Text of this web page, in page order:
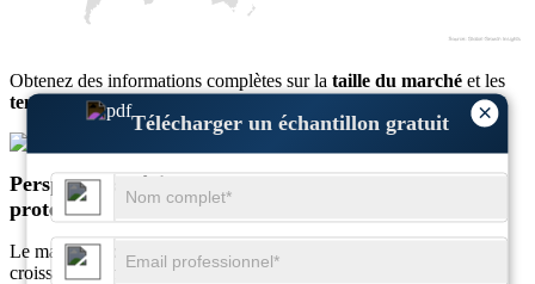
×
Télécharger un échantillon gratuit
Obtenez des informations complètes sur la taille du marché et les
tendances de croissance
Perspectives régionales des enzymes d’hydrolyse des
protéines
Le marché mondial des enzymes d’hydrolyse des protéines est en
croissance dans toutes les grandes régions, l’Amérique du Nord,